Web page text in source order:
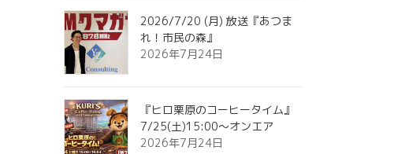
2026/7/20 (月) 放送『あつま
れ！市民の森』
2026年7月24日
『ヒロ栗原のコーヒータイム』
7/25(土)15:00～オンエア
2026年7月24日